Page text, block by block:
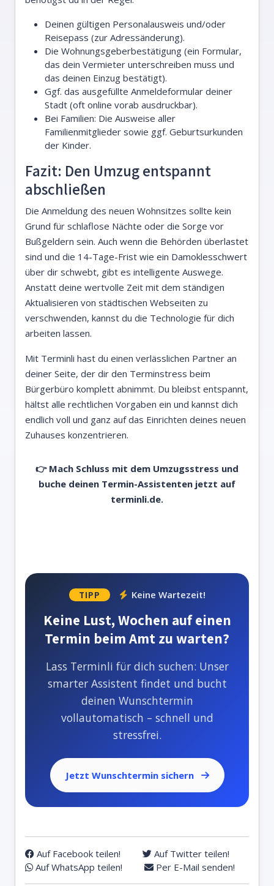
Deinen gültigen Personalausweis und/oder
Reisepass (zur Adressänderung).
Die Wohnungsgeberbestätigung (ein Formular,
das dein Vermieter unterschreiben muss und
das deinen Einzug bestätigt).
Ggf. das ausgefüllte Anmeldeformular deiner
Stadt (oft online vorab ausdruckbar).
Bei Familien: Die Ausweise aller
Familienmitglieder sowie ggf. Geburtsurkunden
der Kinder.
Fazit: Den Umzug entspannt
abschließen
Die Anmeldung des neuen Wohnsitzes sollte kein
Grund für schlaflose Nächte oder die Sorge vor
Bußgeldern sein. Auch wenn die Behörden überlastet
sind und die 14-Tage-Frist wie ein Damoklesschwert
über dir schwebt, gibt es intelligente Auswege.
Anstatt deine wertvolle Zeit mit dem ständigen
Aktualisieren von städtischen Webseiten zu
verschwenden, kannst du die Technologie für dich
arbeiten lassen.
Mit Terminli hast du einen verlässlichen Partner an
deiner Seite, der dir den Terminstress beim
Bürgerbüro komplett abnimmt. Du bleibst entspannt,
hältst alle rechtlichen Vorgaben ein und kannst dich
endlich voll und ganz auf das Einrichten deines neuen
Zuhauses konzentrieren.
👉 Mach Schluss mit dem Umzugsstress und
buche deinen Termin-Assistenten jetzt auf
terminli.de.
TIPP Keine Wartezeit!
Keine Lust, Wochen auf einen
Termin beim Amt zu warten?
Lass Terminli für dich suchen: Unser
smarter Assistent findet und bucht
deinen Wunschtermin
vollautomatisch – schnell und
stressfrei.
Jetzt Wunschtermin sichern
Auf Facebook teilen!
Auf Twitter teilen!
Auf WhatsApp teilen!
Per E-Mail senden!